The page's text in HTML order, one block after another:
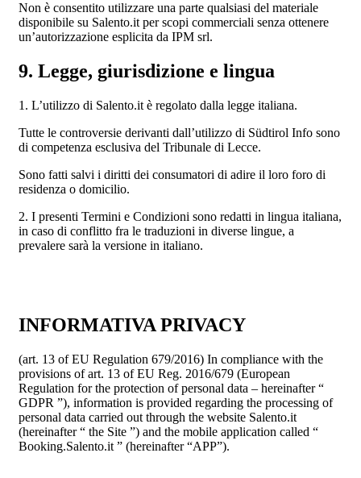
Non è consentito utilizzare una parte qualsiasi del materiale
disponibile su Salento.it per scopi commerciali senza ottenere
un’autorizzazione esplicita da IPM srl.
9. Legge, giurisdizione e lingua
1. L’utilizzo di Salento.it è regolato dalla legge italiana.
Tutte le controversie derivanti dall’utilizzo di Südtirol Info sono
di competenza esclusiva del Tribunale di Lecce.
Sono fatti salvi i diritti dei consumatori di adire il loro foro di
residenza o domicilio.
2. I presenti Termini e Condizioni sono redatti in lingua italiana,
in caso di conflitto fra le traduzioni in diverse lingue, a
prevalere sarà la versione in italiano.
INFORMATIVA PRIVACY
(art. 13 of EU Regulation 679/2016) In compliance with the
provisions of art. 13 of EU Reg. 2016/679 (European
Regulation for the protection of personal data – hereinafter “
GDPR ”), information is provided regarding the processing of
personal data carried out through the website Salento.it
(hereinafter “ the Site ”) and the mobile application called “
Booking.Salento.it ” (hereinafter “APP”).